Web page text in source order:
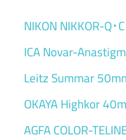
NIKON NIKKOR-Q
ICA Novar-
Leitz Summar
OKAYA Highkor
AGFA COLOR-